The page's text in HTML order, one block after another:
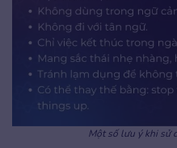
Một số lưu ý khi sử